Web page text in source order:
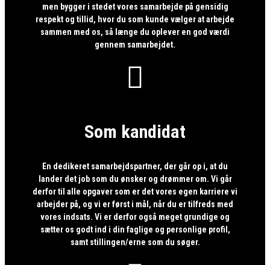
men bygger i stedet vores samarbejde på gensidig
respekt og tillid, hvor du som kunde vælger at arbejde
sammen med os, så længe du oplever en god værdi
gennem samarbejdet.

Som kandidat
En dedikeret samarbejdspartner, der går op i, at du
lander det job som du ønsker og drømmer om. Vi går
derfor til alle opgaver som er det vores egen karriere vi
arbejder på, og vi er først i mål, når du er tilfreds med
vores indsats. Vi er derfor også meget grundige og
sætter os godt ind i din faglige og personlige profil,
samt stillingen/erne som du søger.